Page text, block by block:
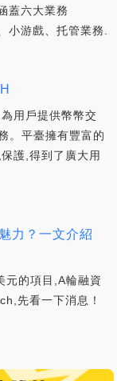
蓋六大業務
小游戲、托管業務.
用戶提供幣幣交
。平臺擁有豐富的
護,得到了廣大用
力？一文介紹
元的項目,A輪融資
先看一下消息！